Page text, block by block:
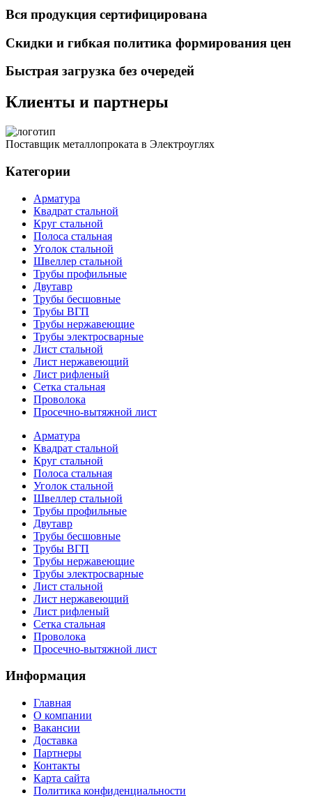
Вся продукция сертифицирована
Скидки и гибкая политика формирования цен
Быстрая загрузка без очередей
Клиенты и партнеры
Поставщик металлопроката в Электроуглях
Категории
Арматура
Квадрат стальной
Круг стальной
Полоса стальная
Уголок стальной
Швеллер стальной
Трубы профильные
Двутавр
Трубы бесшовные
Трубы ВГП
Трубы нержавеющие
Трубы электросварные
Лист стальной
Лист нержавеющий
Лист рифленый
Сетка стальная
Проволока
Просечно-вытяжной лист
Арматура
Квадрат стальной
Круг стальной
Полоса стальная
Уголок стальной
Швеллер стальной
Трубы профильные
Двутавр
Трубы бесшовные
Трубы ВГП
Трубы нержавеющие
Трубы электросварные
Лист стальной
Лист нержавеющий
Лист рифленый
Сетка стальная
Проволока
Просечно-вытяжной лист
Информация
Главная
О компании
Вакансии
Доставка
Партнеры
Контакты
Карта сайта
Политика конфиденциальности